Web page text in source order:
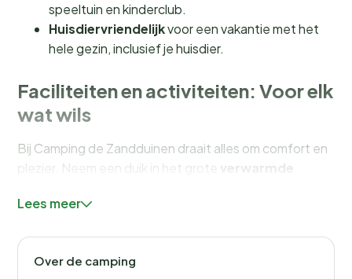
speeltuin en kinderclub.
Huisdiervriendelijkvoor een vakantie met het
hele gezin, inclusief je huisdier.
Faciliteiten en activiteiten: Voor elk
wat wils
Bij Camping de Zandduinen draait alles om comfort en
plezier. Neem een duik in het grote verwarmde
het aparte kinderbad. Voor de avontuurlijke zielen zijn
wandelen in de nabijgelegen natuurgebieden. De
camping biedt ook een scala aan
Lees meer
Over de camping